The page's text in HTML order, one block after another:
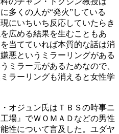
多くの人が“発火”している
にいちいち反応していたらき
広める結果を生むこともあ
当てていれば本質的な話は消
悪というミラーリングがある
ミラー元があるためなので、
ラーリングも消えると女性学
オジュン氏はＴＢＳの時事ニ
場』でＷＯＭＡＤなどの男性
性について言及した。ユダヤ